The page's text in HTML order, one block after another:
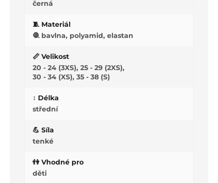
černá
🧵 Materiál
🧶 bavlna, polyamid, elastan
📏 Velikost
20 - 24 (3XS), 25 - 29 (2XS),
30 - 34 (XS), 35 - 38 (S)
↕️ Délka
střední
💪 Síla
tenké
👫 Vhodné pro
děti